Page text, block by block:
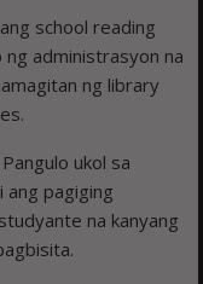
school reading
ng administrasyon na
ng library
ukol sa
pagiging
na kanyang